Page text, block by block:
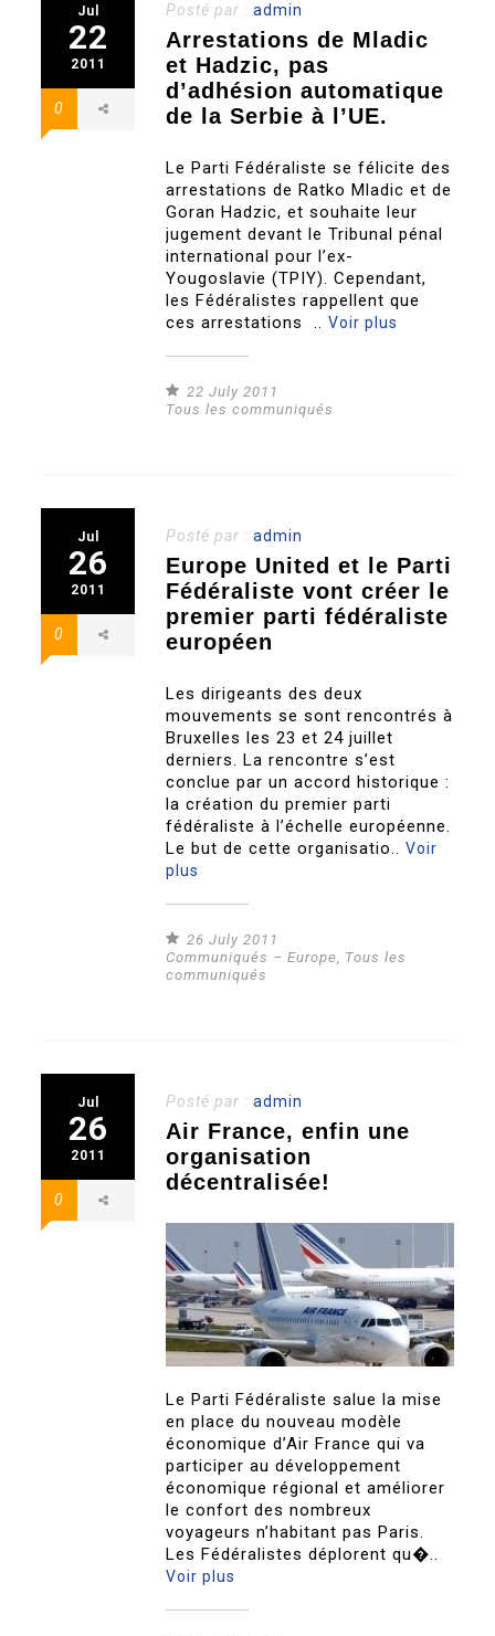
Jul
22
2011
0
Posté par :admin
Arrestations de Mladic
et Hadzic, pas
d’adhésion automatique
de la Serbie à l’UE.
Le Parti Fédéraliste se félicite des
arrestations de Ratko Mladic et de
Goran Hadzic, et souhaite leur
jugement devant le Tribunal pénal
international pour l’ex-
Yougoslavie (TPIY). Cependant,
les Fédéralistes rappellent que
ces arrestations ..Voir plus
22 July 2011
Tous les communiqués
Jul
26
2011
0
Posté par :admin
Europe United et le Parti
Fédéraliste vont créer le
premier parti fédéraliste
européen
Les dirigeants des deux
mouvements se sont rencontrés à
Bruxelles les 23 et 24 juillet
derniers. La rencontre s’est
conclue par un accord historique :
la création du premier parti
fédéraliste à l’échelle européenne.
Le but de cette organisatio..Voir
plus
26 July 2011
Communiqués – Europe, Tous les
communiqués
Jul
26
2011
0
Posté par :admin
Air France, enfin une
organisation
décentralisée!
Le Parti Fédéraliste salue la mise
en place du nouveau modèle
économique d’Air France qui va
participer au développement
économique régional et améliorer
le confort des nombreux
voyageurs n’habitant pas Paris.
Les Fédéralistes déplorent qu�..
Voir plus